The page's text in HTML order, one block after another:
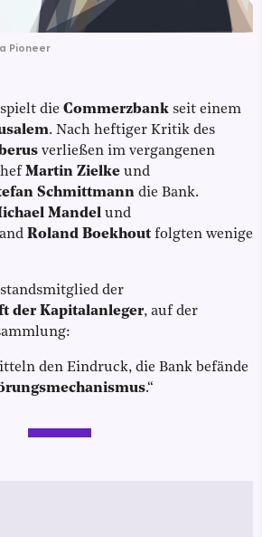
Pioneer
die Commerzbank seit einem
. Nach heftiger Kritik des
verließen im vergangenen
Martin Zielke und
Schmittmann die Bank.
Mandel und
Roland Boekhout folgten wenige
der
der Kapitalanleger, auf der
den Eindruck, die Bank befände
.“